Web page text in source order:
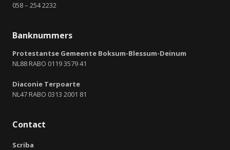
058 – 254 2232
Banknummers
Protestantse Gemeente Boksum-Blessum-Deinum
NL88 RABO 0119 3579 41
Diaconie Terpoarte
NL47 RABO 0313 2001 81
Contact
Scriba